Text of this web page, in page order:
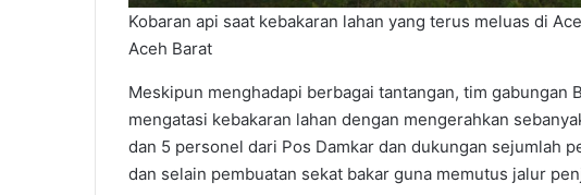
Kobaran api saat kebakaran lahan yang terus meluas di
Aceh Barat
Meskipun menghadapi berbagai tantangan, tim gabungan
mengatasi kebakaran lahan dengan mengerahkan
dan 5 personel dari Pos Damkar dan dukungan sejumlah
dan selain pembuatan sekat bakar guna memutus jalur